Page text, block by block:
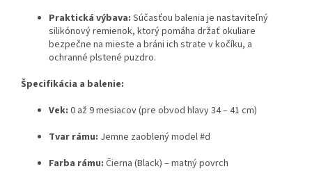
Praktická výbava: Súčasťou balenia je nastaviteľný
silikónový remienok, ktorý pomáha držať okuliare
bezpečne na mieste a bráni ich strate v kočíku, a
ochranné plstené puzdro.
Špecifikácia a balenie:
Vek: 0 až 9 mesiacov (pre obvod hlavy 34 – 41 cm)
Tvar rámu: Jemne zaoblený model #d
Farba rámu: Čierna (Black) – matný povrch